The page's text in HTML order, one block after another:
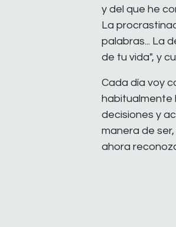
y del que he
La
palabras... La
de tu vida", y
Cada día voy
habitualmente
decisiones y
manera de
ahora